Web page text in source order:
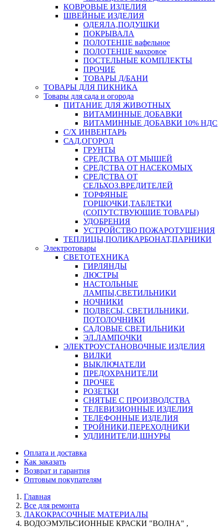
КОВРОВЫЕ ИЗДЕЛИЯ
ШВЕЙНЫЕ ИЗДЕЛИЯ
ОДЕЯЛА,ПОДУШКИ
ПОКРЫВАЛА
ПОЛОТЕНЦЕ вафельное
ПОЛОТЕНЦЕ махровое
ПОСТЕЛЬНЫЕ КОМПЛЕКТЫ
ПРОЧИЕ
ТОВАРЫ Д/БАНИ
ТОВАРЫ ДЛЯ ПИКНИКА
Товары для сада и огорода
ПИТАНИЕ ДЛЯ ЖИВОТНЫХ
ВИТАМИННЫЕ ДОБАВКИ
ВИТАМИННЫЕ ДОБАВКИ 10% НДС
С/Х ИНВЕНТАРЬ
САД,ОГОРОД
ГРУНТЫ
СРЕДСТВА ОТ МЫШЕЙ
СРЕДСТВА ОТ НАСЕКОМЫХ
СРЕДСТВА ОТ
СЕЛЬХОЗ.ВРЕДИТЕЛЕЙ
ТОРФЯНЫЕ
ГОРШОЧКИ,ТАБЛЕТКИ
(СОПУТСТВУЮЩИЕ ТОВАРЫ)
УДОБРЕНИЯ
УСТРОЙСТВО ПОЖАРОТУШЕНИЯ
ТЕПЛИЦЫ,ПОЛИКАРБОНАТ,ПАРНИКИ
Электротовары
СВЕТОТЕХНИКА
ГИРЛЯНДЫ
ЛЮСТРЫ
НАСТОЛЬНЫЕ
ЛАМПЫ,СВЕТИЛЬНИКИ
НОЧНИКИ
ПОДВЕСЫ, СВЕТИЛЬНИКИ,
ПОТОЛОЧНИКИ
САДОВЫЕ СВЕТИЛЬНИКИ
ЭЛ.ЛАМПОЧКИ
ЭЛЕКТРОУСТАНОВОЧНЫЕ ИЗДЕЛИЯ
ВИЛКИ
ВЫКЛЮЧАТЕЛИ
ПРЕДОХРАНИТЕЛИ
ПРОЧЕЕ
РОЗЕТКИ
СНЯТЫЕ С ПРОИЗВОДСТВА
ТЕЛЕВИЗИОННЫЕ ИЗДЕЛИЯ
ТЕЛЕФОННЫЕ ИЗДЕЛИЯ
ТРОЙНИКИ,ПЕРЕХОДНИКИ
УДЛИНИТЕЛИ,ШНУРЫ
Оплата и доставка
Как заказать
Возврат и гарантия
Оптовым покупателям
Главная
Все для ремонта
ЛАКОКРАСОЧНЫЕ МАТЕРИАЛЫ
ВОДОЭМУЛЬСИОННЫЕ КРАСКИ "ВОЛНА" ,